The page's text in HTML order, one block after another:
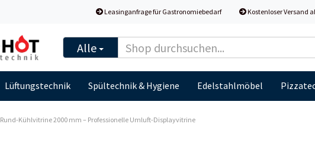
Leasinganfrage für Gastronomiebedarf Kostenloser Versand
Alle
Lüftungstechnik Spültechnik & Hygiene Edelstahlmöbel
Rund-Kühlvitrine 2000 mm – Professionelle Umluft-Displayvitrine